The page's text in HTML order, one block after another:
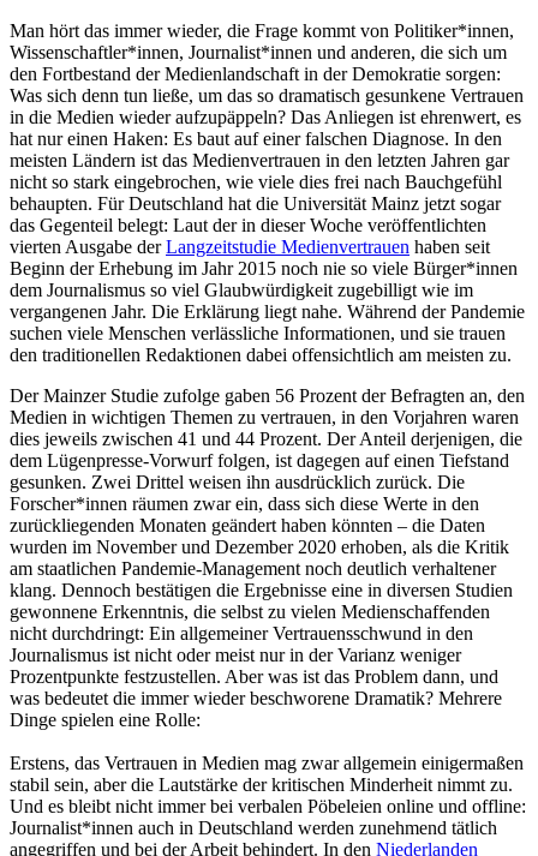
Man hört das immer wieder, die Frage kommt von Politiker*innen,
Wissenschaftler*innen, Journalist*innen und anderen, die sich um
den Fortbestand der Medienlandschaft in der Demokratie sorgen:
Was sich denn tun ließe, um das so dramatisch gesunkene Vertrauen
in die Medien wieder aufzupäppeln? Das Anliegen ist ehrenwert, es
hat nur einen Haken: Es baut auf einer falschen Diagnose. In den
meisten Ländern ist das Medienvertrauen in den letzten Jahren gar
nicht so stark eingebrochen, wie viele dies frei nach Bauchgefühl
behaupten. Für Deutschland hat die Universität Mainz jetzt sogar
das Gegenteil belegt: Laut der in dieser Woche veröffentlichten
vierten Ausgabe derLangzeitstudie Medienvertrauen haben seit
Beginn der Erhebung im Jahr 2015 noch nie so viele Bürger*innen
dem Journalismus so viel Glaubwürdigkeit zugebilligt wie im
vergangenen Jahr. Die Erklärung liegt nahe. Während der Pandemie
suchen viele Menschen verlässliche Informationen, und sie trauen
den traditionellen Redaktionen dabei offensichtlich am meisten zu.
Der Mainzer Studie zufolge gaben 56 Prozent der Befragten an, den
Medien in wichtigen Themen zu vertrauen, in den Vorjahren waren
dies jeweils zwischen 41 und 44 Prozent. Der Anteil derjenigen, die
dem Lügenpresse-Vorwurf folgen, ist dagegen auf einen Tiefstand
gesunken. Zwei Drittel weisen ihn ausdrücklich zurück. Die
Forscher*innen räumen zwar ein, dass sich diese Werte in den
zurückliegenden Monaten geändert haben könnten – die Daten
wurden im November und Dezember 2020 erhoben, als die Kritik
am staatlichen Pandemie-Management noch deutlich verhaltener
klang. Dennoch bestätigen die Ergebnisse eine in diversen Studien
gewonnene Erkenntnis, die selbst zu vielen Medienschaffenden
nicht durchdringt: Ein allgemeiner Vertrauensschwund in den
Journalismus ist nicht oder meist nur in der Varianz weniger
Prozentpunkte festzustellen. Aber was ist das Problem dann, und
was bedeutet die immer wieder beschworene Dramatik? Mehrere
Dinge spielen eine Rolle:
Erstens, das Vertrauen in Medien mag zwar allgemein einigermaßen
stabil sein, aber die Lautstärke der kritischen Minderheit nimmt zu.
Und es bleibt nicht immer bei verbalen Pöbeleien online und offline:
Journalist*innen auch in Deutschland werden zunehmend tätlich
angegriffen und bei der Arbeit behindert. In den Niederlanden